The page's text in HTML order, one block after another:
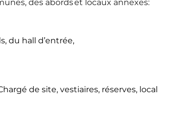
des abords et locaux annexes:
du hall d’entrée,
de site, vestiaires, réserves, local